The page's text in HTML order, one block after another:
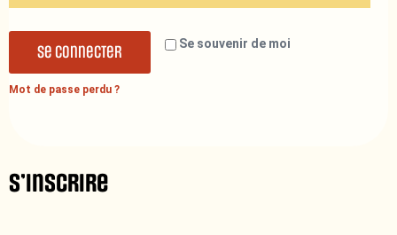
Se souvenir de moi
Se connecter
Mot de passe perdu ?
S’inscrire